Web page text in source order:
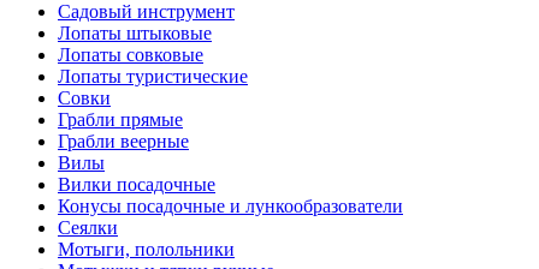
Садовый инструмент
Лопаты штыковые
Лопаты совковые
Лопаты туристические
Совки
Грабли прямые
Грабли веерные
Вилы
Вилки посадочные
Конусы посадочные и лункообразователи
Сеялки
Мотыги, полольники